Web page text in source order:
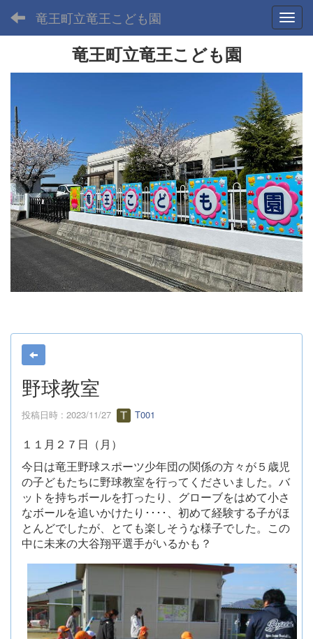
竜王町立竜王こども園
竜王町立竜王こども園
野球教室
投稿日時 : 2023/11/27 T001
１１月２７日（月）
今日は竜王野球スポーツ少年団の関係の方々が５歳児
の子どもたちに野球教室を行ってくださいました。バ
ットを持ちボールを打ったり、グローブをはめて小さ
なボールを追いかけたり････、初めて経験する子がほ
とんどでしたが、とても楽しそうな様子でした。この
中に未来の大谷翔平選手がいるかも？